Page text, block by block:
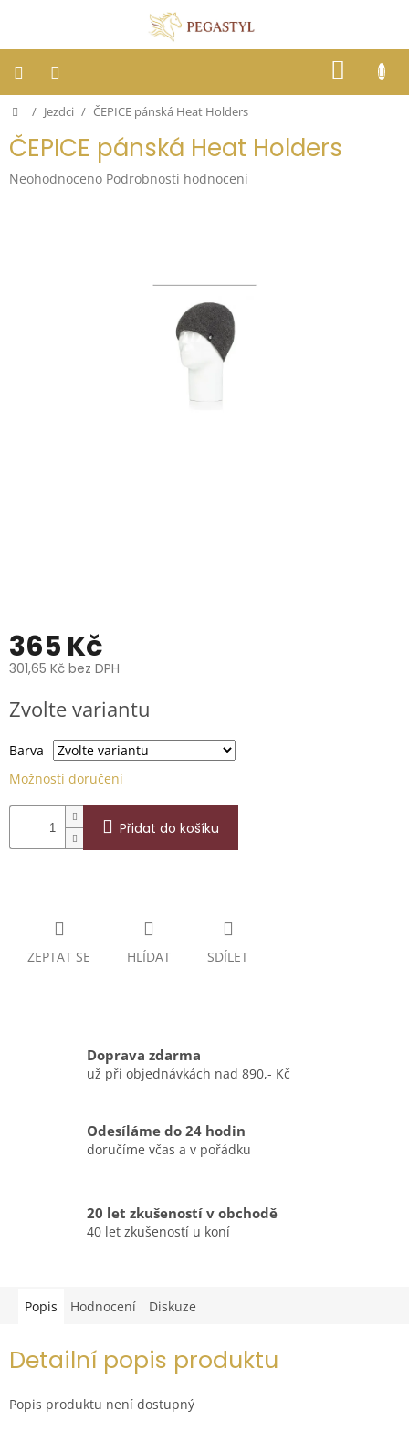
KOŠÍK
Dostihy
Domů
/ Jezdci / ČEPICE pánská Heat Holders
ČEPICE pánská Heat Holders
Průměrné
Neohodnoceno Podrobnosti hodnocení
365 Kč
301,65 Kč bez DPH
cena:
Zvolte variantu
Barva
Možnosti doručení
Přidat do košíku
ZEPTAT SE HLÍDAT SDÍLET
Doprava zdarma
už při objednávkách nad 890,- Kč
Odesíláme do 24 hodin
doručíme včas a v pořádku
20 let zkušeností v obchodě
40 let zkušeností u koní
Popis Hodnocení Diskuze
Detailní popis produktu
Popis produktu není dostupný